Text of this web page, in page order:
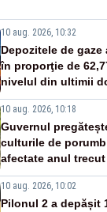
10 aug. 2026, 10:32
Depozitele de
în proporţie de
nivelul din ultimii
10 aug. 2026, 10:18
Guvernul
culturile de
afectate anul
10 aug. 2026, 10:02
Pilonul 2 a depășit